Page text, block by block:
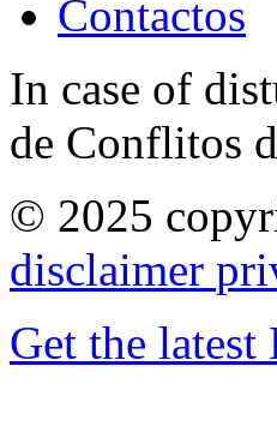
Contactos
In case of
de Conflitos
© 2025
disclaimer
Get the